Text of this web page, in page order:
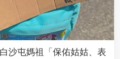
沙屯媽祖「保佑姑姑、表